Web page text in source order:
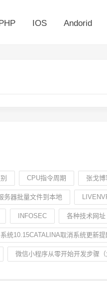
IOS Andorid
CPU指令周期 张戈博
务器批量文件到本地
INFOSEC 各种技术网址
统10.15CATALINA取消系统更新
微信小程序从零开始开发步骤